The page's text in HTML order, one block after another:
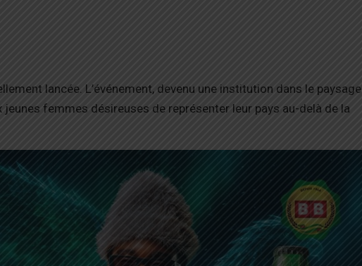
lancée. L’événement, devenu une institution dans le paysage
femmes désireuses de représenter leur pays au-delà de la